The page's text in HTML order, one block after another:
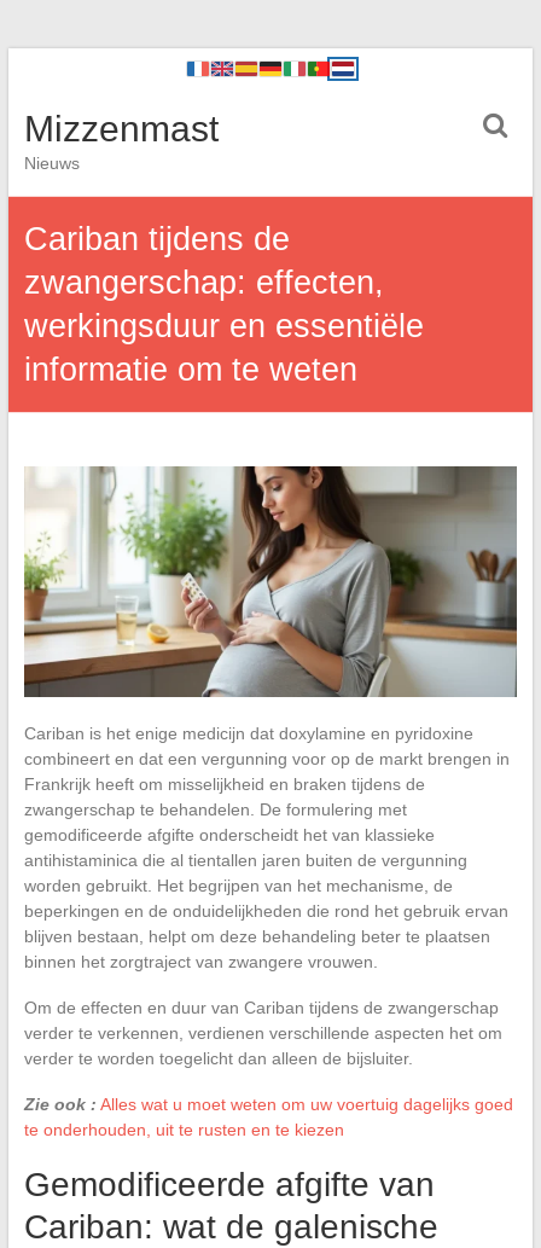
Mizzenmast
Nieuws
Cariban tijdens de
zwangerschap: effecten,
werkingsduur en essentiële
informatie om te weten
Cariban is het enige medicijn dat doxylamine en pyridoxine
combineert en dat een vergunning voor op de markt brengen in
Frankrijk heeft om misselijkheid en braken tijdens de
zwangerschap te behandelen. De formulering met
gemodificeerde afgifte onderscheidt het van klassieke
antihistaminica die al tientallen jaren buiten de vergunning
worden gebruikt. Het begrijpen van het mechanisme, de
beperkingen en de onduidelijkheden die rond het gebruik ervan
blijven bestaan, helpt om deze behandeling beter te plaatsen
binnen het zorgtraject van zwangere vrouwen.
Om de effecten en duur van Cariban tijdens de zwangerschap
verder te verkennen, verdienen verschillende aspecten het om
verder te worden toegelicht dan alleen de bijsluiter.
Zie ook : Alles wat u moet weten om uw voertuig dagelijks goed
te onderhouden, uit te rusten en te kiezen
Gemodificeerde afgifte van
Cariban: wat de galenische